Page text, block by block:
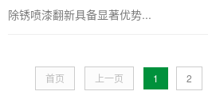
除锈喷漆翻新具备显著优势...
首页 上一页 1 2